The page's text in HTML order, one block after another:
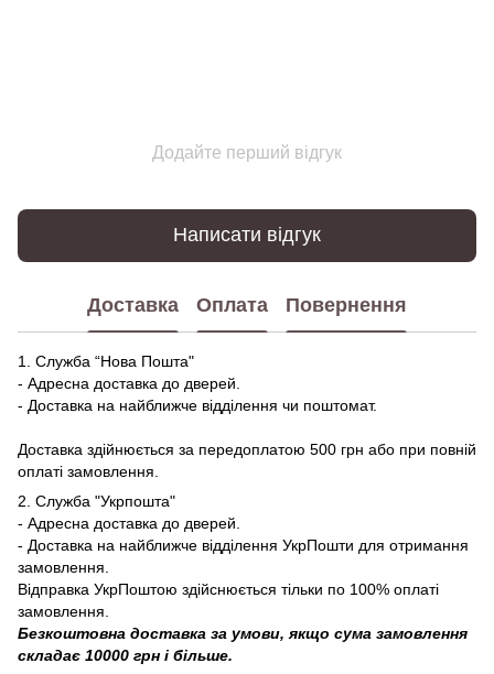
Додайте перший відгук
Написати відгук
Доставка Оплата Повернення
1. Служба “Нова Пошта"
- Адресна доставка до дверей.
- Доставка на найближче відділення чи поштомат.
Доставка здійнюється за передоплатою 500 грн або при повній
оплаті замовлення.
2. Служба "Укрпошта"
- Адресна доставка до дверей.
- Доставка на найближче відділення УкрПошти для отримання
замовлення.
Відправка УкрПоштою здійснюється тільки по 100% оплаті
замовлення.
Безкоштовна доставка за умови, якщо сума замовлення
складає 10000 грн і більше.